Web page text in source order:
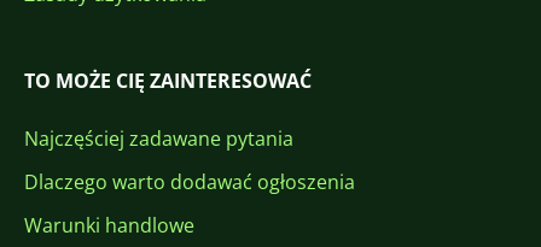
TO MOŻE CIĘ ZAINTERESOWAĆ
Najczęściej zadawane pytania
Dlaczego warto dodawać ogłoszenia
Warunki handlowe